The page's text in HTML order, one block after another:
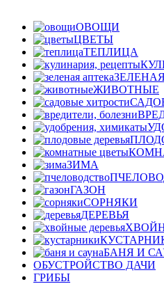
ОВОЩИ
ЦВЕТЫ
ТЕПЛИЦА
ЖИВОТНЫЕ
ЗИМА
ГАЗОН
СОРНЯКИ
ДЕРЕВЬЯ
БАНЯ И
ОБУСТРОЙСТВО ДАЧИ
ГРИБЫ